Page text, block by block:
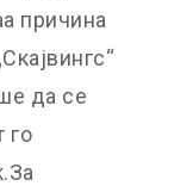
причина
да се
го